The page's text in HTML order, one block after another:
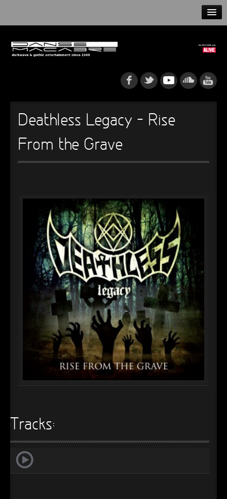
NEWS
► Rattenfänger
Oberer Totpunkt
► Dia De Los Muertos
Oberer Totpunkt
► Alltag macht tot
Oberer Totpunkt
► Die Krieger
Oberer Totpunkt
► Imperator
Oberer Totpunkt
► Maschinenherz
Oberer Totpunkt
► Der Siebte Tag
Oberer Totpunkt
► Langfristig gesehen (sind wir alle tot)
Oberer Totpunkt
► Blutmond
Oberer Totpunkt
Oberer Totpunkt
► Gevatter Tod
Deathless Legacy – Rise
From the Grave
Tracks: